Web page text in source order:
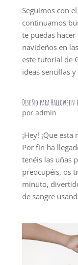
Seguimos con
continuamos
te puedas
navideños en
este tutorial de
ideas sencillas
Diseño para
por admin
¡Hey! ¡Que
Por fin ha
tenéis las uñas
preocupéis, os
minuto,
de sangre